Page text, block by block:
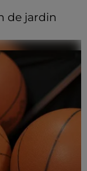
de jardin